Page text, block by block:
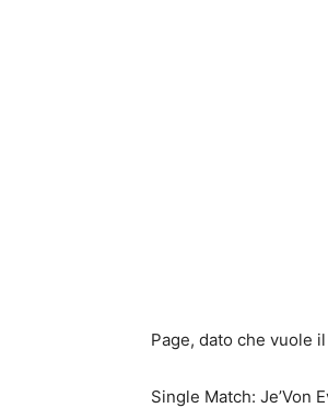
Page, dato che vuole
Single Match: Je’Von